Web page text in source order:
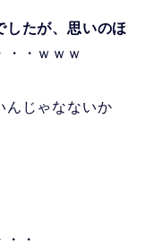
したが、思いのほ
・・ｗｗｗ
んじゃなないか
・